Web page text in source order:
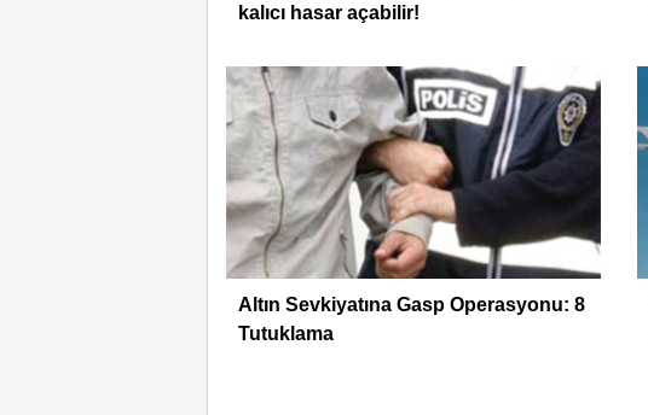
kalıcı hasar açabilir!
Altın Sevkiyatına Gasp Operasyonu: 8
Tutuklama